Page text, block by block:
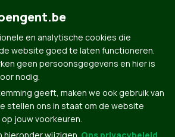
en analytische cookies die
website goed te laten functioneren.
geen persoonsgegevens en hier is
nodig.
geeft, maken we ook gebruik van
stellen ons in staat om de website
jouw voorkeuren.